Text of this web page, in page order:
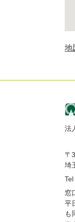
地
法
〒
埼
窓
平
も